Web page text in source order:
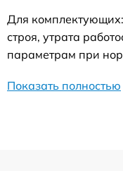
Для
строя, утрата
параметрам при
Показать полностью